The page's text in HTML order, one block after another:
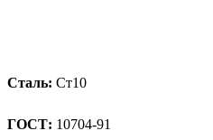
Сталь: Ст10
ГОСТ: 10704-91